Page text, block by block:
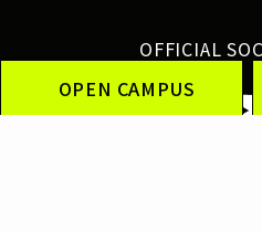
OPEN CAMPUS
OFFICIAL